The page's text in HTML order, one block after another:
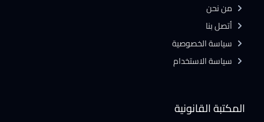
المكتبة القانونية
من نحن
أتصل بنا
سياسة الخصوصية
سياسة الاستخدام